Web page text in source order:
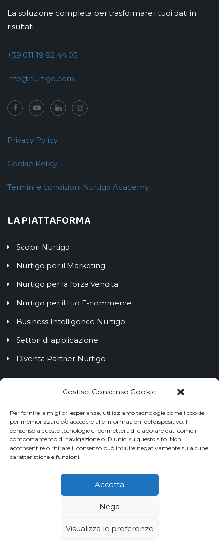
Gestisci Consenso Cookie
Per fornire le migliori esperienze, utilizziamo tecnologie come i cookie
per memorizzare e/o accedere alle informazioni del dispositivo. Il
consenso a queste tecnologie ci permetterà di elaborare dati come il
comportamento di navigazione o ID unici su questo sito. Non
acconsentire o ritirare il consenso può influire negativamente su alcune
caratteristiche e funzioni.
Accetta
Nega
Visualizza le preferenze
La soluzione completa per trasformare i tuoi dati in
risultati
+39 011 19 82 44 05
info@nurtigo.com
Privacy Policy
Cookie Policy
Termini e condizioni Nurtigo Academy
LA PIATTAFORMA
Scopri Nurtigo
Nurtigo per il Marketing
Nurtigo per la forza Vendita
Nurtigo per il tuo E-commerce
Business Intelligence Nurtigo
Settori di applicazione
Diventa Partner Nurtigo
IL BLOG NURTIGO
Customer Lifetime Value: cos’è e come calcolarlo
Come creare un processo di customer onboarding
efficace